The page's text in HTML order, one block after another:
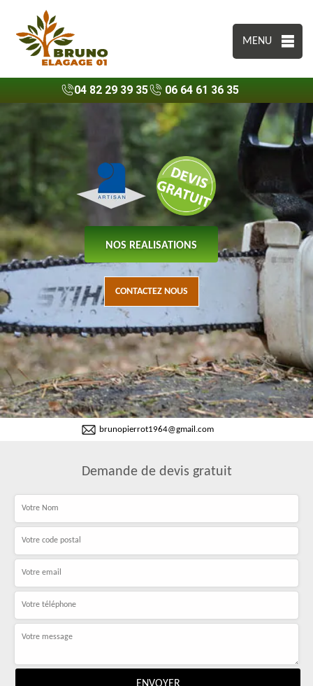
MENU
04 82 29 39 35 06 64 61 36 35
NOS REALISATIONS
CONTACTEZ NOUS
brunopierrot1964@gmail.com
Demande de devis gratuit